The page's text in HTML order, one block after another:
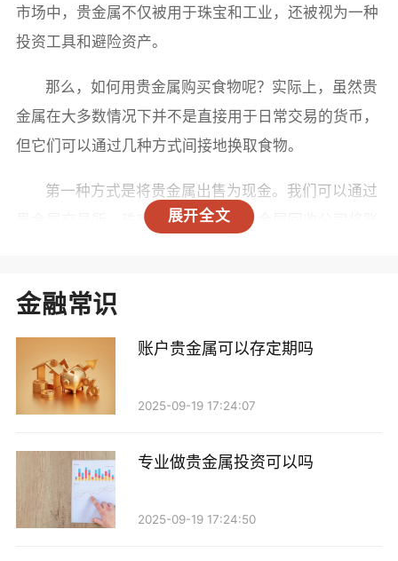
展开全文
市场中，贵金属不仅被用于珠宝和工业，还被视为一种
投资工具和避险资产。
那么，如何用贵金属购买食物呢？实际上，虽然贵
金属在大多数情况下并不是直接用于日常交易的货币，
但它们可以通过几种方式间接地换取食物。
第一种方式是将贵金属出售为现金。我们可以通过
贵金属交易所、珠宝店或者专业的贵金属回收公司将账
多数地方操作。
第二种方式是寻找愿意接受贵金属作为支付方式的
商家。尽管这种情况相对较少，但在一些特定的市场或
者交易平台上，确实存在接受黄金或白银作为支付手段
家可能愿意接受贵金属作为交易的一部分。在这种情况
下，消费者可以直接用贵金属换取食物或其他商品。
金融常识
账户贵金属可以存定期吗
2025-09-19 17:24:07
专业做贵金属投资可以吗
2025-09-19 17:24:50